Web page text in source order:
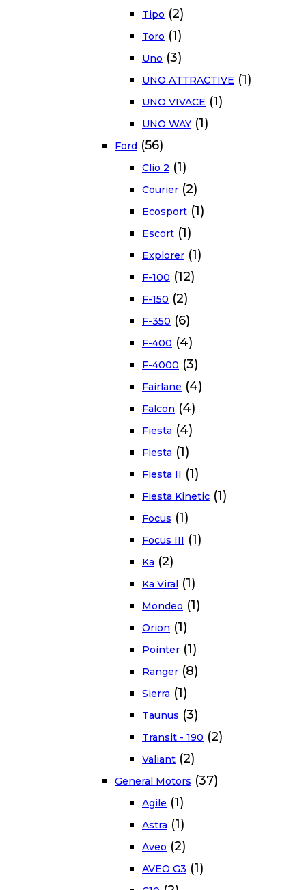
Tipo (2)
Toro (1)
Uno (3)
UNO ATTRACTIVE (1)
UNO VIVACE (1)
UNO WAY (1)
Ford (56)
Clio 2 (1)
Courier (2)
Ecosport (1)
Escort (1)
Explorer (1)
F-100 (12)
F-150 (2)
F-350 (6)
F-400 (4)
F-4000 (3)
Fairlane (4)
Falcon (4)
Fiesta (4)
Fiesta (1)
Fiesta II (1)
Fiesta Kinetic (1)
Focus (1)
Focus III (1)
Ka (2)
Ka Viral (1)
Mondeo (1)
Orion (1)
Pointer (1)
Ranger (8)
Sierra (1)
Taunus (3)
Transit - 190 (2)
Valiant (2)
General Motors (37)
Agile (1)
Astra (1)
Aveo (2)
AVEO G3 (1)